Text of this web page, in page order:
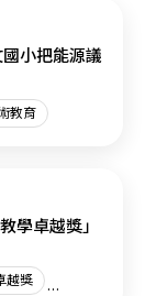
小把能源議
教育
學卓越獎」
越獎